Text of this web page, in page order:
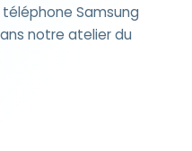
Samsung
notre atelier du